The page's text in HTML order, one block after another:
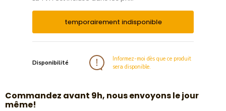
temporairement indisponible
Disponibilité
Informez-moi dès que ce produit
sera disponible.
​Commandez avant 9h, nous envoyons le jour
même!